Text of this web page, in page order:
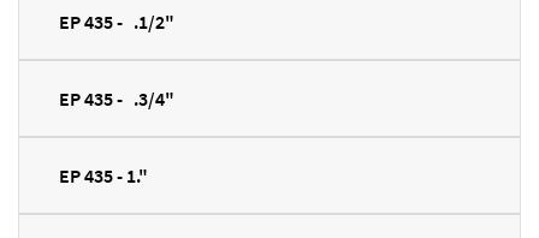
EP 435 - .1/2"
EP 435 - .3/4"
EP 435 - 1."